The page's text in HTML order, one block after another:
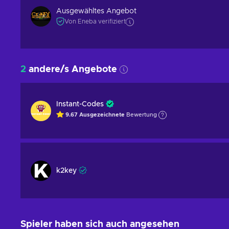
Ausgewähltes Angebot
Von Eneba verifiziert
2 andere/s Angebote
Instant-Codes
9.67 Ausgezeichnete Bewertung
k2key
Spieler haben sich auch angesehen